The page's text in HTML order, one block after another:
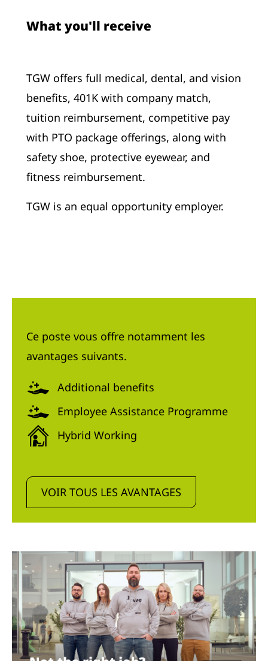
What you'll receive
TGW offers full medical, dental, and vision
benefits, 401K with company match,
tuition reimbursement, competitive pay
with PTO package offerings, along with
safety shoe, protective eyewear, and
fitness reimbursement.
TGW is an equal opportunity employer.
Ce poste vous offre notamment les
avantages suivants.
Additional benefits
Employee Assistance Programme
Hybrid Working
VOIR TOUS LES AVANTAGES